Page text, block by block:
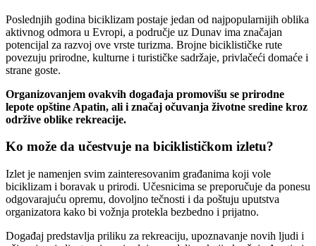
Poslednjih godina biciklizam postaje jedan od najpopularnijih oblika
aktivnog odmora u Evropi, a područje uz Dunav ima značajan
potencijal za razvoj ove vrste turizma. Brojne biciklističke rute
povezuju prirodne, kulturne i turističke sadržaje, privlačeći domaće i
strane goste.
Organizovanjem ovakvih događaja promovišu se prirodne
lepote opštine Apatin, ali i značaj očuvanja životne sredine kroz
održive oblike rekreacije.
Ko može da učestvuje na biciklističkom izletu?
Izlet je namenjen svim zainteresovanim građanima koji vole
biciklizam i boravak u prirodi. Učesnicima se preporučuje da ponesu
odgovarajuću opremu, dovoljno tečnosti i da poštuju uputstva
organizatora kako bi vožnja protekla bezbedno i prijatno.
Događaj predstavlja priliku za rekreaciju, upoznavanje novih ljudi i